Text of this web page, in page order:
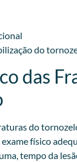
do
das
do
exame físico
tempo da